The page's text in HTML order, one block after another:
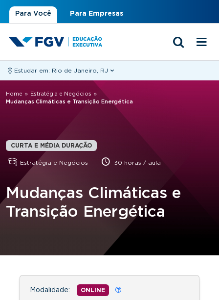
Para Você Para Empresas
Estudar em: Rio de Janeiro, RJ
Você está aqui
Home » Estratégia e Negócios
»
Mudanças Climáticas e Transição Energética
CURTA E MÉDIA DURAÇÃO
Estratégia e Negócios 30 horas / aula
Mudanças Climáticas e
Transição Energética
Modalidade: ONLINE